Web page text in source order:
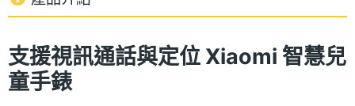
支援視訊通話與定位 Xiaomi 智慧兒
童手錶